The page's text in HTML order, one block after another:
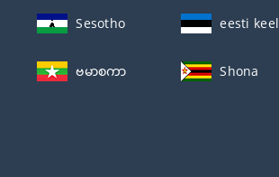
Sesotho eesti keel
ဗမာစကာ Shona